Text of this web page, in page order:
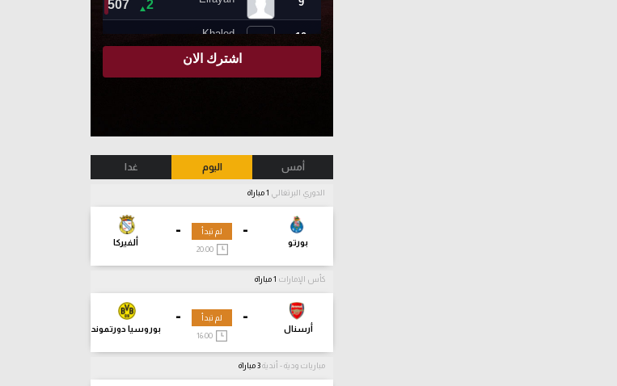
أمس اليوم غدا
الدوري البرتغالي
-
بورتو
-
ألفيركا
لم تبدأ
20:00
كأس الإمارات
-
أرسنال
-
بوروسيا دورتموند
لم تبدأ
مباريات ودية - أندية